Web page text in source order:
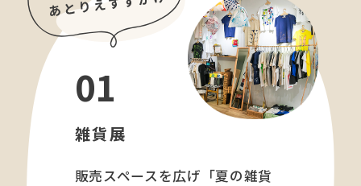
01
雑貨展
販売スペースを広げ「夏の雑貨